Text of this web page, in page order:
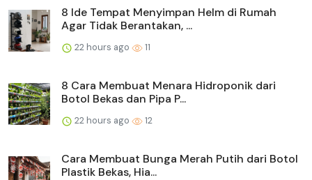
8 Ide Tempat Menyimpan Helm di Rumah
Agar Tidak Berantakan, ...
22 hours ago 11
8 Cara Membuat Menara Hidroponik dari
Botol Bekas dan Pipa P...
22 hours ago 12
Cara Membuat Bunga Merah Putih dari Botol
Plastik Bekas, Hia...